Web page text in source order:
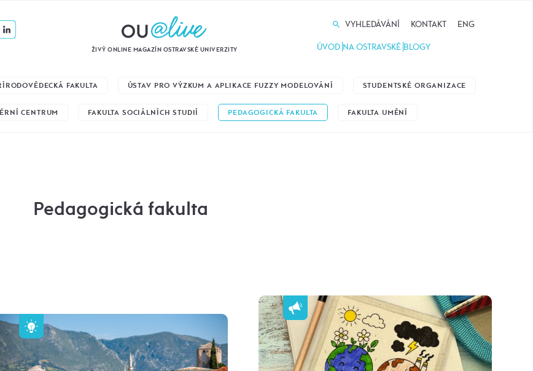
ŽIVÝ ONLINE MAGAZÍN OSTRAVSKÉ UNIVERZITY
VYHLEDÁVÁNÍ KONTAKT ENG
ÚVOD NA OSTRAVSKÉ BLOGY
FAKULTA ÚSTAV PRO VÝZKUM A APLIKACE FUZZY MODELOVÁNÍ STUDENTSKÉ ORGANIZACE
CENTRUM FAKULTA SOCIÁLNÍCH STUDIÍ PEDAGOGICKÁ FAKULTA FAKULTA UMĚNÍ
Pedagogická fakulta